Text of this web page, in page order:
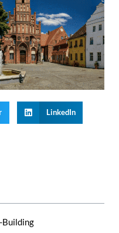
LinkedIn
Building